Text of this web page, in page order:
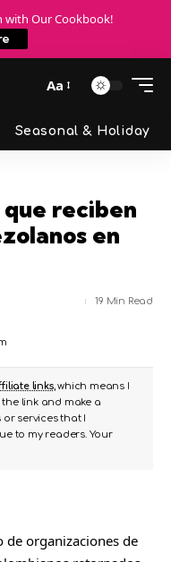
with Our Cookbook!
Aa
Seasonal & Holiday
reciben
en
19 Min Read
links, which means I
link and make a
services that I
to my readers. Your
de organizaciones de